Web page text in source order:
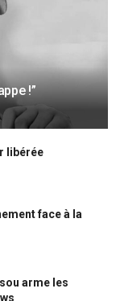
!”
libérée
face à la
arme les